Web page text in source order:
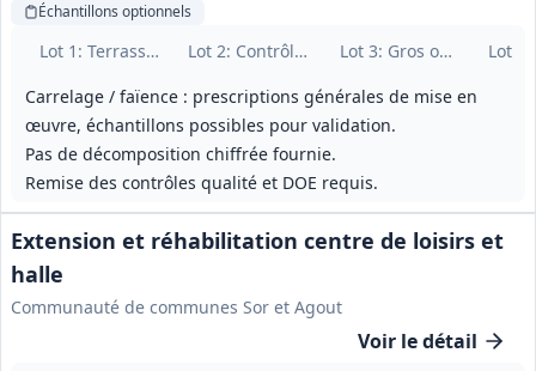
Lot 1 : Terrassement - VRD
Lot 2: Contrôles des réseaux
Lot 3: Gros oeuvre Lot
Carrelage / faïence : prescriptions générales de mise en
œuvre, échantillons possibles pour validation.
Pas de décomposition chiffrée fournie.
Remise des contrôles qualité et DOE requis.
Échantillons optionnels
Extension et réhabilitation centre de loisirs et
halle
Communauté de communes Sor et Agout
Voir le détail